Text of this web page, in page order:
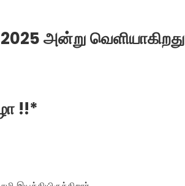
அன்று வெளியாகிறது
!!*